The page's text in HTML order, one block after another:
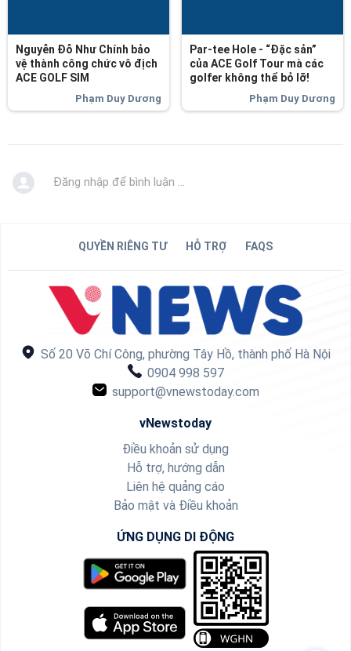
Nguyễn Đỗ Như Chính bảo
vệ thành công chức vô địch
ACE GOLF SIM
Phạm Duy Dương
Par-tee Hole - “Đặc sản”
của ACE Golf Tour mà các
golfer không thể bỏ lỡ!
Phạm Duy Dương
Đăng nhập để bình luận ...
QUYỀN RIÊNG TƯ HỖ TRỢ FAQS
Số 20 Võ Chí Công, phường Tây Hồ, thành phố Hà Nội
0904 998 597
support@vnewstoday.com
vNewstoday
Điều khoản sử dụng
Hỗ trợ, hướng dẫn
Liên hệ quảng cáo
Bảo mật và Điều khoản
ỨNG DỤNG DI ĐỘNG